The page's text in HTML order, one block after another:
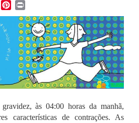
WhatsApp
Pinterest
às 04:00 horas da manhã,
características de contrações. As